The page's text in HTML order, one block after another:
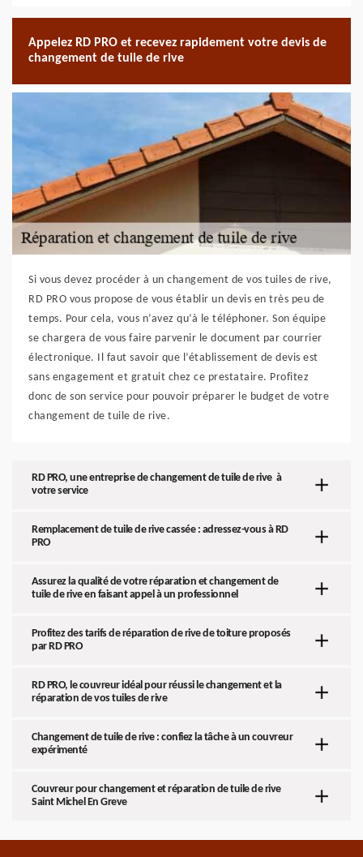
Appelez RD PRO et recevez rapidement votre devis de
changement de tuile de rive
Si vous devez procéder à un changement de vos tuiles de rive,
RD PRO vous propose de vous établir un devis en très peu de
temps. Pour cela, vous n’avez qu’à le téléphoner. Son équipe
se chargera de vous faire parvenir le document par courrier
électronique. Il faut savoir que l’établissement de devis est
sans engagement et gratuit chez ce prestataire. Profitez
donc de son service pour pouvoir préparer le budget de votre
changement de tuile de rive.
RD PRO, une entreprise de changement de tuile de rive à
votre service
Remplacement de tuile de rive cassée : adressez-vous à RD
PRO
Assurez la qualité de votre réparation et changement de
tuile de rive en faisant appel à un professionnel
Profitez des tarifs de réparation de rive de toiture proposés
par RD PRO
RD PRO, le couvreur idéal pour réussi le changement et la
réparation de vos tuiles de rive
Changement de tuile de rive : confiez la tâche à un couvreur
expérimenté
Couvreur pour changement et réparation de tuile de rive
Saint Michel En Greve